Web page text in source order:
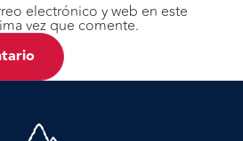
electrónico y web en este
vez que comente.